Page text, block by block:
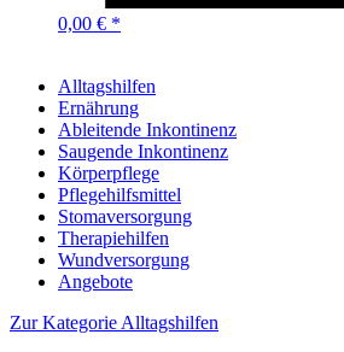
0,00 € *
Alltagshilfen
Ernährung
Ableitende Inkontinenz
Saugende Inkontinenz
Körperpflege
Pflegehilfsmittel
Stomaversorgung
Therapiehilfen
Wundversorgung
Angebote
Zur Kategorie Alltagshilfen